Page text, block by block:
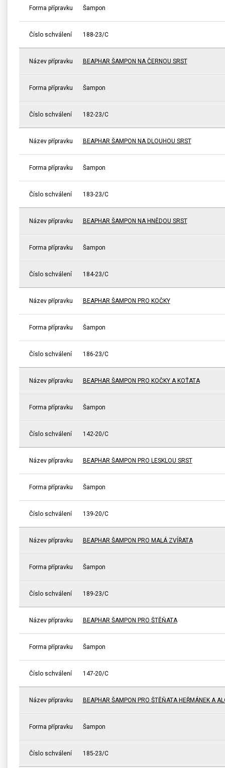
Forma přípravku Šampon
Číslo schválení 188-23/C
Název přípravku BEAPHAR ŠAMPON NA ČERNOU SRST
Forma přípravku Šampon
Číslo schválení 182-23/C
Název přípravku BEAPHAR ŠAMPON NA DLOUHOU SRST
Forma přípravku Šampon
Číslo schválení 183-23/C
Název přípravku BEAPHAR ŠAMPON NA HNĚDOU SRST
Forma přípravku Šampon
Číslo schválení 184-23/C
Název přípravku BEAPHAR ŠAMPON PRO KOČKY
Forma přípravku Šampon
Číslo schválení 186-23/C
Název přípravku BEAPHAR ŠAMPON PRO KOČKY A KOŤATA
Forma přípravku Šampon
Číslo schválení 142-20/C
Název přípravku BEAPHAR ŠAMPON PRO LESKLOU SRST
Forma přípravku Šampon
Číslo schválení 139-20/C
Název přípravku BEAPHAR ŠAMPON PRO MALÁ ZVÍŘATA
Forma přípravku Šampon
Číslo schválení 189-23/C
Název přípravku BEAPHAR ŠAMPON PRO ŠTĚŇATA
Forma přípravku Šampon
Číslo schválení 147-20/C
Název přípravku BEAPHAR ŠAMPON PRO ŠTĚŇATA HEŘMÁNEK A
Forma přípravku Šampon
Číslo schválení 185-23/C